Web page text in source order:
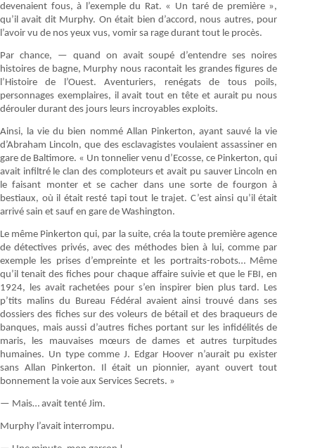
devenaient fous, à l’exemple du Rat. « Un taré de première »,
qu’il avait dit Murphy. On était bien d’accord, nous autres, pour
l’avoir vu de nos yeux vus, vomir sa rage durant tout le procès.
Par chance, — quand on avait soupé d’entendre ses noires
histoires de bagne, Murphy nous racontait les grandes figures de
l’Histoire de l’Ouest. Aventuriers, renégats de tous poils,
personnages exemplaires, il avait tout en tête et aurait pu nous
dérouler durant des jours leurs incroyables exploits.
Ainsi, la vie du bien nommé Allan Pinkerton, ayant sauvé la vie
d’Abraham Lincoln, que des esclavagistes voulaient assassiner en
gare de Baltimore. « Un tonnelier venu d’Ecosse, ce Pinkerton, qui
avait infiltré le clan des comploteurs et avait pu sauver Lincoln en
le faisant monter et se cacher dans une sorte de fourgon à
bestiaux, où il était resté tapi tout le trajet. C’est ainsi qu’il était
arrivé sain et sauf en gare de Washington.
Le même Pinkerton qui, par la suite, créa la toute première agence
de détectives privés, avec des méthodes bien à lui, comme par
exemple les prises d’empreinte et les portraits-robots… Même
qu’il tenait des fiches pour chaque affaire suivie et que le FBI, en
1924, les avait rachetées pour s’en inspirer bien plus tard. Les
p’tits malins du Bureau Fédéral avaient ainsi trouvé dans ses
dossiers des fiches sur des voleurs de bétail et des braqueurs de
banques, mais aussi d’autres fiches portant sur les infidélités de
maris, les mauvaises mœurs de dames et autres turpitudes
humaines. Un type comme J. Edgar Hoover n’aurait pu exister
sans Allan Pinkerton. Il était un pionnier, ayant ouvert tout
bonnement la voie aux Services Secrets. »
— Mais… avait tenté Jim.
Murphy l’avait interrompu.